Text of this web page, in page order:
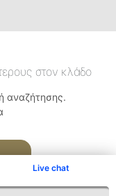
Live chat
στον κλάδο
αναζήτησης.